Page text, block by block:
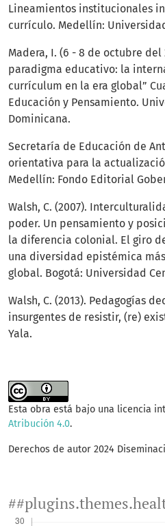
Lineamientos institucionales
currículo. Medellín:
Madera, I. (6 - 8 de octubre del
paradigma educativo: la
currículum en la era global”
Educación y Pensamiento.
Dominicana.
Secretaría de Educación de
orientativa para la
Medellín: Fondo Editorial
Walsh, C. (2007).
poder. Un pensamiento y
la diferencia colonial. El giro
una diversidad epistémica
global. Bogotá: Universidad
Walsh, C. (2013). Pedagogías
insurgentes de resistir, (re)
Yala.
Esta obra está bajo una licencia
Atribución 4.0.
Derechos de autor 2024